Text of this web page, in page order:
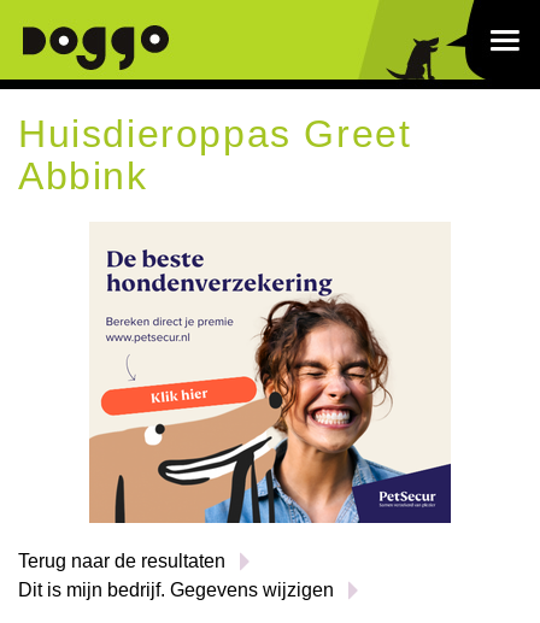
Huisdieroppas Greet
Abbink
Terug naar de resultaten
Dit is mijn bedrijf. Gegevens wijzigen